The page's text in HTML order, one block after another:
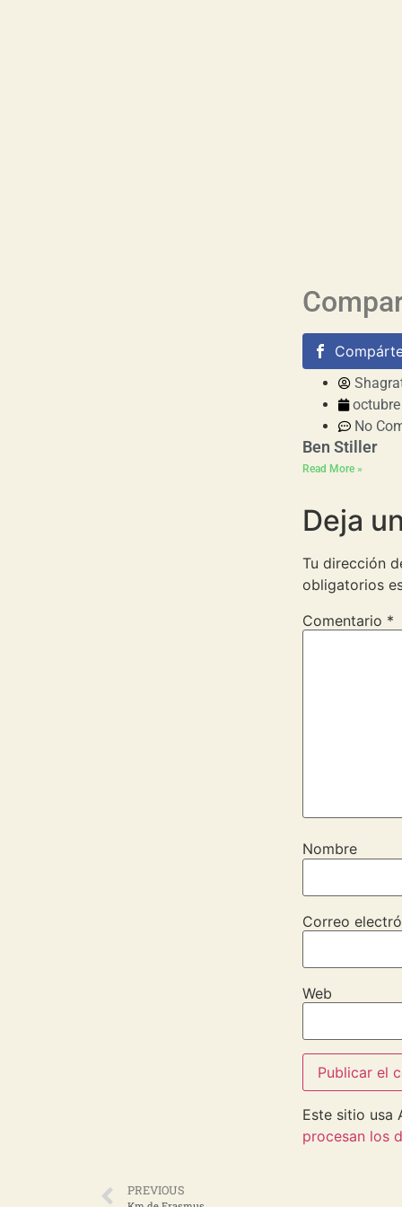
No
Ben Stiller
Read More »
Deja
Tu dirección
obligatorios
Comentario *
Nombre
Correo
Web
Este sitio usa
procesan los
PREVIOUS